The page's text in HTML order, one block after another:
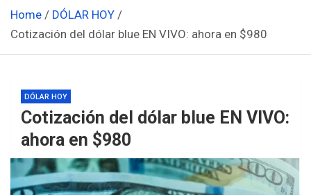
Home
DÓLAR HOY
Cotización del dólar blue EN VIVO: ahora en $980
DÓLAR HOY
Cotización del dólar blue EN VIVO:
ahora en $980